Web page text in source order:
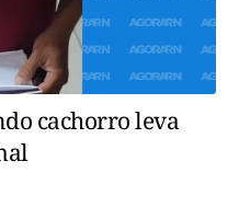
cachorro leva